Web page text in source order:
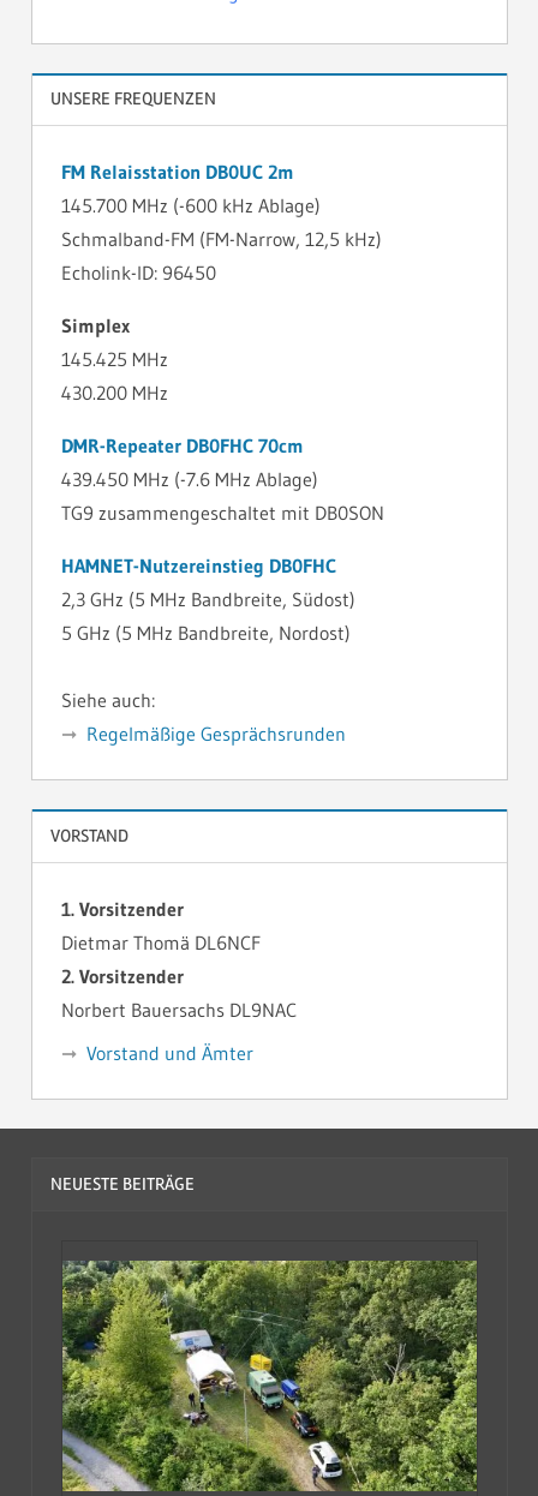
UNSERE FREQUENZEN
FM Relaisstation DB0UC 2m
145.700 MHz (-600 kHz Ablage)
Schmalband-FM (FM-Narrow, 12,5 kHz)
Echolink-ID: 96450
Simplex
145.425 MHz
430.200 MHz
DMR-Repeater DB0FHC 70cm
439.450 MHz (-7.6 MHz Ablage)
TG9 zusammengeschaltet mit DB0SON
HAMNET-Nutzereinstieg DB0FHC
2,3 GHz (5 MHz Bandbreite, Südost)
5 GHz (5 MHz Bandbreite, Nordost)
Siehe auch:
Regelmäßige Gesprächsrunden
VORSTAND
1. Vorsitzender
Dietmar Thomä DL6NCF
2. Vorsitzender
Norbert Bauersachs DL9NAC
Vorstand und Ämter
NEUESTE BEITRÄGE